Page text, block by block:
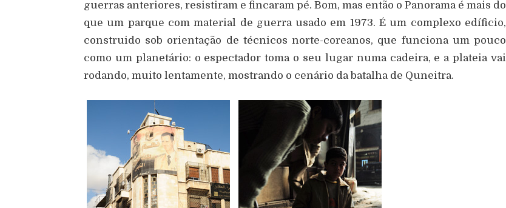
guerras anteriores, resistiram e fincaram pé. Bom, mas então o Panorama é mais do
que um parque com material de guerra usado em 1973. É um complexo edíficio,
construido sob orientação de técnicos norte-coreanos, que funciona um pouco
como um planetário: o espectador toma o seu lugar numa cadeira, e a plateia vai
rodando, muito lentamente, mostrando o cenário da batalha de Quneitra.